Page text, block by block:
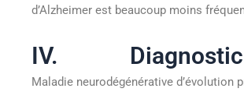
d’Alzheimer est beaucoup moins
IV. Diagnostic
Maladie neurodégénérative d’évolution